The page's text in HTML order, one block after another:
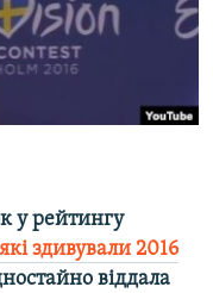
у рейтингу
здивували 2016
віддала